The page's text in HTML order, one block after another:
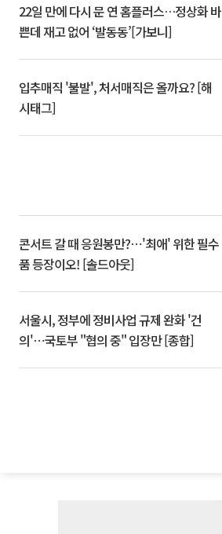
22일 만에 다시 문 연 홈플러스…정상화 바
쁜데 재고 없어 ‘발동동’[가보니]
입추매직 '불발', 처서매직은 올까요? [해
시태그]
콘서트 갈 때 응원봉만?⋯'최애' 위한 필수
품 등장이오! [솔드아웃]
서울시, 정부에 정비사업 규제 완화 '건
의'⋯국토부 "협의 중" 입장만 [종합]